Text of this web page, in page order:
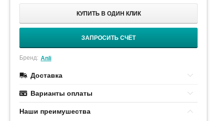
КУПИТЬ В ОДИН КЛИК
ЗАПРОСИТЬ СЧЁТ
Бренд: Anli
Доставка
Варианты оплаты
Наши преимушества